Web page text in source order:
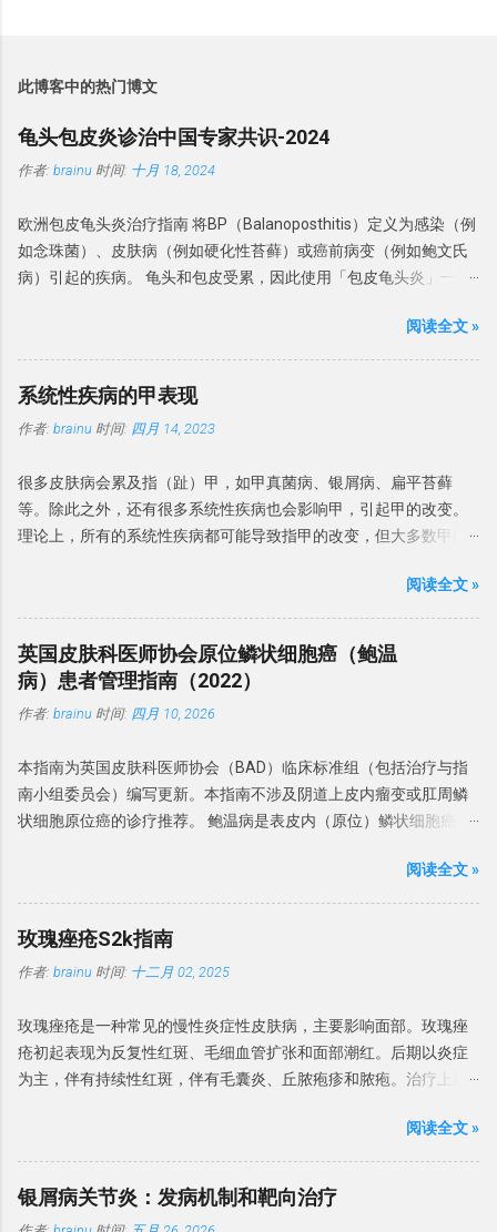
此博客中的热门博文
龟头包皮炎诊治中国专家共识-2024
作者: brainu 时间: 十月 18, 2024
欧洲包皮龟头炎治疗指南 将BP（Balanoposthitis）定义为感染（例
如念珠菌）、皮肤病（例如硬化性苔藓）或癌前病变（例如鲍文氏
病）引起的疾病。 龟头和包皮受累，因此使用「包皮龟头炎」一
浆细胞龟头炎、非特异性龟头炎和环状龟头炎。虽然感染是龟头炎
的常见原因，但相当多的BP病例还涉及非感染性炎症性疾病，为了
强调考虑非感染性原因的重要性。 建议： 中国专家建议将包皮龟头
炎为感染性和非感染性两类。感染性 BP 是由真菌和细菌等病原体引
起的，非感染性 BP 是无明显感染因素引起的BP。 微生物感染 一项
龟头炎患病率为 18%。 BP 患者中涉及了马拉色菌、金黄色葡萄球
菌、白色念珠菌和链球菌等细菌。在 BP 病例中还观察到革兰氏阳性
球菌、真菌和支原体。 37% 的 BP 患者存在生殖支原体，而沙眼衣
见的微生物有革兰氏阳性球菌（金黄色葡萄球菌、B 族链球菌、链
球菌和沃氏链球菌）和真菌（白色念珠菌和马拉色菌）。偶有生殖
支原体和厌氧菌感染。 与性行为的关系 建议：BP 虽不是性传播疾
病（STD），但可以通过性接触传播，其中念珠菌感染是主要原
因。建议患者及其性伴进行真菌检测，并且在抗真菌治疗期间避免
切术可以预防 BP。抗生素过度使用、免疫抑制剂和糖皮质激素会增
加机会性感染和 BP 风险。 建议：BP 危险因素有糖尿病、包皮过长
和免疫缺陷。常伴念珠菌感染。卫生条件差、过度清洁和使用刺激
不确定性龟头炎进行活检。活检对于排除癌前病变也至关重要。 有
查可区分 BP 与银屑病、增殖性红斑和浆细胞龟头炎，皮肤 CT 可区
分 BP 与银屑病、硬化性苔藓和其他常见的炎性龟头炎。对于临床特
检查。镜检和培养可有...
阅读全文 »
系统性疾病的甲表现
作者: brainu 时间: 四月 14, 2023
很多皮肤病会累及指（趾）甲，如甲真菌病、银屑病、扁平苔藓
等。除此之外，还有很多系统性疾病也会影响甲，引起甲的改变。
理论上，所有的系统性疾病都可能导致指甲的改变，但大多数甲病
的甚至是很重要诊断依据。 本文介绍一下系统性疾病的常见甲表
现。 形态学改变 甲的形态学改变指甲板、甲周、甲床等发生的形态
学改变。 博氏线 博氏线（Beau's lines）是甲板的横向浅沟。可累及
整个指甲的宽度或部分宽度。拇指和踇趾更为明显。 博氏线反映了
甲母质的暂时性损伤 ，角质细胞的有丝分裂活动减少。 凹陷的深度
与甲床损伤的严重程度有关 。 图片来源于dermnetnz.org 博氏线首
和脚趾甲的生长速度分别为每月 2-3 毫米和 1 毫米，博氏线发生在
病后4至11周， 因此其博氏线与甲根的距离可推算疾病发生的时
间。 博氏线有很多原因，最常见的是药物，尤其是化药物，一般出
系统疾病导致。博氏线与下列系统性疾病有关，常见原因如表1。
表 1 ： 可引起博氏线的系统性疾病 高热 病毒性疾病： 如手足口
病、 麻疹、腮腺炎等 心血管疾病：如 冠状动脉血栓形成 严重肝、
肺、内分泌疾病 营养不良 或 缺乏 高血压或缺氧 药物（抗寄生虫药
甲床分离，并且由于在甲下腔室中存在空气，通常呈现白色。 甲分
离是如果存在外源性色素，则指甲可能呈现黄色（真菌和渗出物）
至绿黑色（绿脓菌素）。 甲分离可分为原发性（特发性）和继发
的最常原因是银屑病和甲真菌病。甲分离也与多种因素有关，如甲
下的光敏性 – 甲分离通常涉及多个指甲，并且也可能存在甲下出
血。 甲状腺疾病患者的甲分离 继发于系统性疾病的甲分离 ，多与肺
阅读全文 »
英国皮肤科医师协会原位鳞状细胞癌（鲍温
病）患者管理指南（2022）
作者: brainu 时间: 四月 10, 2026
本指南为英国皮肤科医师协会（BAD）临床标准组（包括治疗与指
南小组委员会）编写更新。本指南不涉及阴道上皮内瘤变或肛周鳞
状细胞原位癌的诊疗推荐。 鲍温病是表皮内（原位）鳞状细胞癌的
患者，组织学上均显示表皮结构紊乱。1911年，Queyrat 报道了 3
例局限于阴茎龟头的红色病变，并名为「增殖性红斑」。其组织学
与 Bowen 和 Darier 描述的相同。 目前认为鲍温病等同于非生殖器
部位的原位鳞状细胞癌。为了减少人名命名，本文以原位鳞状细胞
癌为术语，生殖器病变增殖性红斑的治疗不在本指南中论述。 发病
率。男性和女性的发病率分别为每10万人年68例和72例，随时间呈
统计学显著增加。2005年至2015年间，由皮肤科医生治疗的原位鳞
状细胞癌患者数量翻了一番。1996-2000年期间加拿大报告的男性
在70岁年龄段，大多数研究显示女性略多。大多数研究报告原位鳞
状细胞癌主要发生在日晒部位，近期研究提示最常见的部位是头颈
部（29%-54%）。下肢在女性中比男性更常受累。英国较早的研究
显示，大多数患者（60%-85%）的原位鳞状细胞癌位于小腿，这可
阅读全文 »
玫瑰痤疮S2k指南
作者: brainu 时间: 十二月 02, 2025
玫瑰痤疮是一种常见的慢性炎症性皮肤病，主要影响面部。玫瑰痤
疮初起表现为反复性红斑、毛细血管扩张和面部潮红。后期以炎症
为主，伴有持续性红斑，伴有毛囊炎、丘脓疱疹和脓疱。治疗上建
面部红斑，也可使用局部血管收缩剂苯甲酰胺或氧美甲唑林。对于
治疗难治和严重的玫瑰痤疮，建议系统性治疗。首选药物是低剂量
多西环素，也可以推荐低剂量异维 A 酸。眼部玫瑰痤疮局部用环氯
霉素眼药水、阿奇霉素、伊维菌素或甲硝唑。 酒渣鼻是一种常见的
阅读全文 »
银屑病关节炎：发病机制和靶向治疗